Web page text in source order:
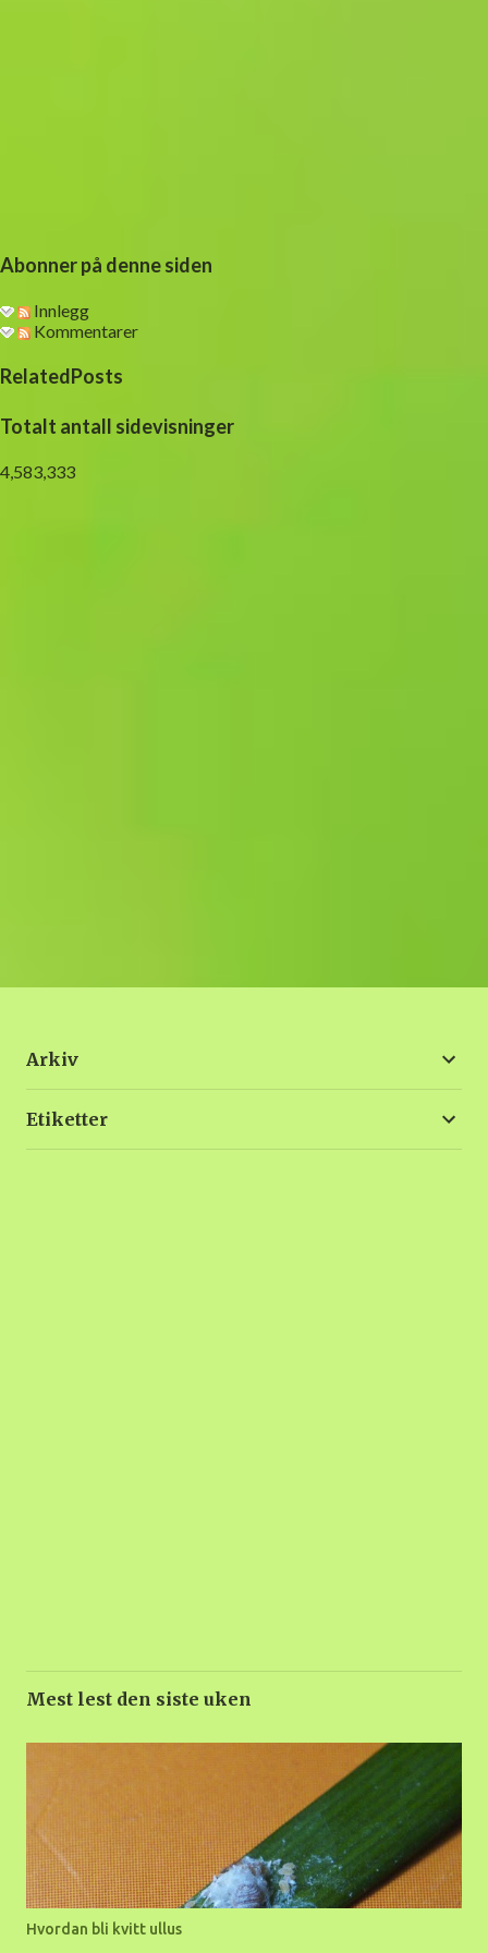
Abonner på denne siden
Innlegg
Kommentarer
RelatedPosts
Totalt antall sidevisninger
4,583,333
Arkiv
Etiketter
Mest lest den siste uken
Hvordan bli kvitt ullus